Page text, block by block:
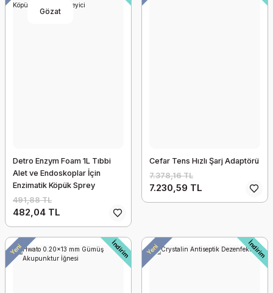
Kanadyen Koltuk Değneği Dirsekten
1.551,69 TL
Gözat
Detro Enzym Foam 1L Tıbbi
Alet ve Endoskoplar İçin
Enzimatik Köpük Sprey
Temizleyici
491,88 TL
482,04 TL
Cefar Tens Hızlı Şarj Adaptörü
7.378,16 TL
7.230,59 TL
Yeni İndirim Yeni İndirim